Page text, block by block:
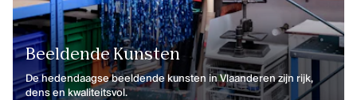
Beeldende Kunsten
De hedendaagse beeldende kunsten in Vlaanderen zijn rijk,
dens en kwaliteitsvol.